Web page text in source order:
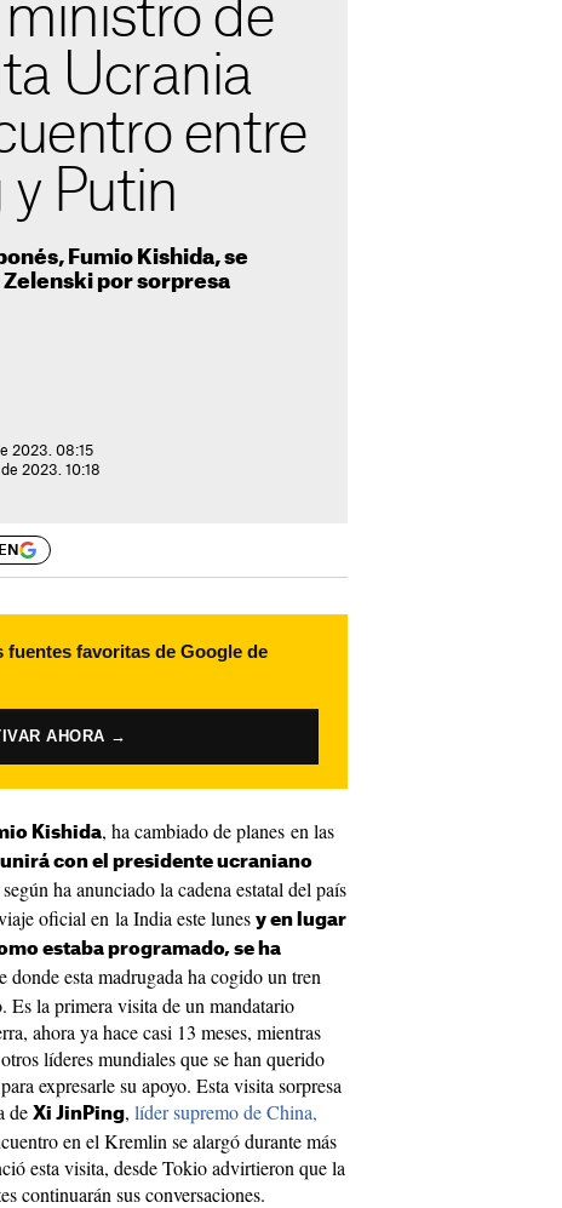
de
Ucrania
entre
y Putin
Fumio Kishida, se
por sorpresa
2023. 08:15
2023. 10:18
fuentes favoritas de Google de
AHORA →
Kishida, ha cambiado de planes en las
con el presidente ucraniano
según ha anunciado la cadena estatal del país
oficial en la India este lunes y en lugar
estaba programado, se ha
donde esta madrugada ha cogido un tren
Es la primera visita de un mandatario
ahora ya hace casi 13 meses, mientras
líderes mundiales que se han querido
expresarle su apoyo. Esta visita sorpresa
de Xi JinPing, líder supremo de China,
en el Kremlin se alargó durante más
esta visita, desde Tokio advirtieron que la
continuarán sus conversaciones.